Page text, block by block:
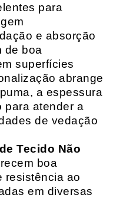
para
e absorção
de boa
superfícies
abrange
a espessura
para atender a
de vedação
Tecido Não
boa
resistência ao
em diversas